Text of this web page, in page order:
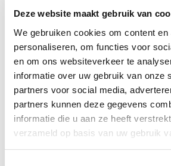
Deze website maakt gebruik van
We gebruiken cookies om content
personaliseren, om functies voor
en om ons websiteverkeer te
informatie over uw gebruik van onze
partners voor social media,
partners kunnen deze gegevens
informatie die u aan ze heeft
verzameld op basis van uw gebruik
perfect functioneren.
Wilt u nieuwe zonwering voor
Neem dan contact op met Sunsell
Woerden:(0348) 411 594.